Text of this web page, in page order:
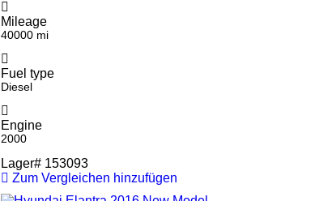
Mileage
40000 mi
Fuel type
Diesel
Engine
2000
Lager# 153093
Zum Vergleichen hinzufügen